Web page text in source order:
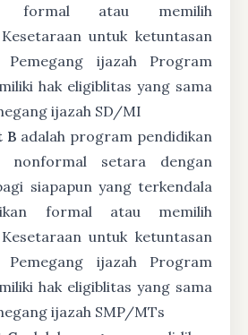
formal atau memilih
untuk ketuntasan
Pemegang ijazah Program
hak eligiblitas yang sama
ijazah SD/MI
B adalah program pendidikan
nonformal setara dengan
siapapun yang terkendala
formal atau memilih
untuk ketuntasan
Pemegang ijazah Program
hak eligiblitas yang sama
ijazah SMP/MTs